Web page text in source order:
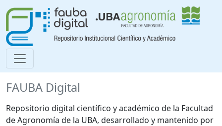
FAUBA Digital
Repositorio digital científico y académico de la Facultad
de Agronomía de la UBA, desarrollado y mantenido por